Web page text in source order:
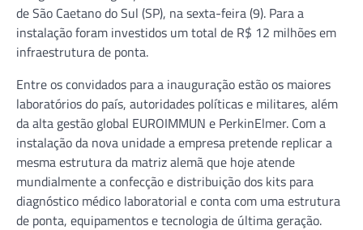
de São Caetano do Sul (SP), na sexta-feira (9). Para a
instalação foram investidos um total de R$ 12 milhões em
infraestrutura de ponta.
Entre os convidados para a inauguração estão os maiores
laboratórios do país, autoridades políticas e militares, além
da alta gestão global EUROIMMUN e PerkinElmer. Com a
instalação da nova unidade a empresa pretende replicar a
mesma estrutura da matriz alemã que hoje atende
mundialmente a confecção e distribuição dos kits para
diagnóstico médico laboratorial e conta com uma estrutura
de ponta, equipamentos e tecnologia de última geração.